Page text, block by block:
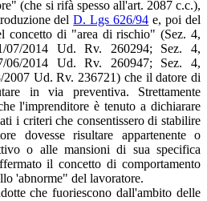
(che si rifà spesso all'art. 2087 c.c.),
delD. Lgs 626/94 e, poi del
concetto di "area di rischio" (Sez. 4,
07/2014 Ud. Rv. 260294; Sez. 4,
06/2014 Ud. Rv. 260947; Sez. 4,
2007 Ud. Rv. 236721) che il datore di
in via preventiva. Strettamente
l'imprenditore è tenuto a dichiarare
i criteri che consentissero di stabilire
dovesse risultare appartenente o
o alle mansioni di sua specifica
il concetto di comportamento
'abnorme" del lavoratore.
che fuoriescono dall'ambito delle